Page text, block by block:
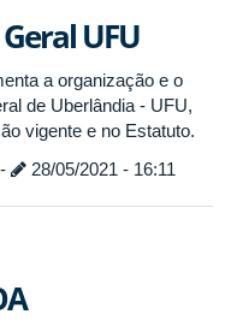
UFU
a organização e o
de Uberlândia - UFU,
vigente e no Estatuto.
28/05/2021 - 16:11